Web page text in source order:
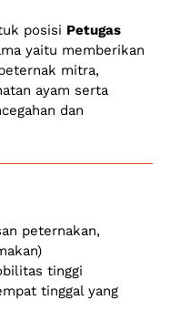
posisi Petugas
yaitu memberikan
mitra,
ayam serta
dan
peternakan,
tinggi
tinggal yang